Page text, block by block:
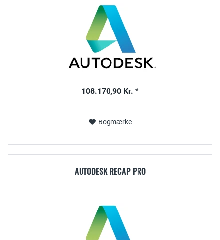
108.170,90 Kr. *
Bogmærke
AUTODESK RECAP PRO